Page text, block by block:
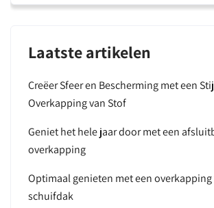
Laatste artikelen
Creëer Sfeer en Bescherming met een
Overkapping van Stof
Geniet het hele jaar door met een
overkapping
Optimaal genieten met een
schuifdak